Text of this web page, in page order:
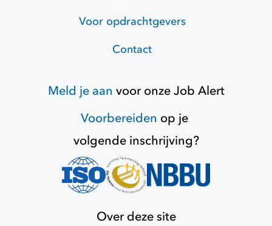
Voor opdrachtgevers
Contact
Meld je aan voor onzeJob Alert
Voorbereiden op je
volgende inschrijving?
Over deze site